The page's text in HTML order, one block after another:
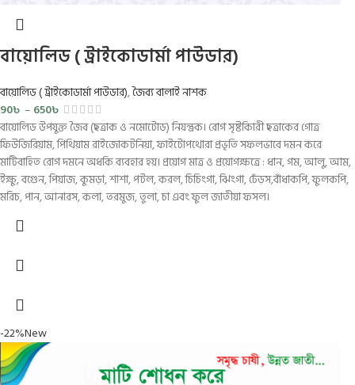
বায়োলিড ( ট্রাইকোডার্মা পাউডার)
বায়োলিড ( ট্রাইকোডার্মা পাউডার),জৈব্য বালাই নাশক
90৳ – 650৳
বায়োলিড উপযুক্ত জৈব (ছত্রাক ও নমোটোড) নিয়ন্ত্রক। রোগ সৃষ্টকিারী ছত্রাকের গোত্র
ফিউজিরিয়াম, পিথিয়াম রাইজোকটনিয়া, ফাইটোপথোরা প্রভৃতি সফলভাবে দমন করে
মাটিবাহিত রোগ দমনে অধকি ব্যবহার হয়। প্রয়োগ মাত্র ও প্রয়োগক্ষত্রে : ধান, গম, আলু, আম,
ইক্ষু, বগেুন, পিয়াজ, কুমড়া, শাশা, পটল, করল, চিচিংগা, ঝিংগা, ঢেঁড়স,বাঁধাকপি, ফুলকপি,
মরিচ, পান, আনারস, কলা, তরমুজ, তুলা, চা এবং ফুল জাতীয়া ফসল।
-22%New